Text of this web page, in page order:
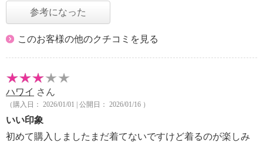
参考になった
このお客様の他のクチコミを見る
ハワイ さん
（購入日： 2026/01/01 | 公開日： 2026/01/16 ）
いい印象
初めて購入しましたまだ着てないですけど着るのが楽しみ